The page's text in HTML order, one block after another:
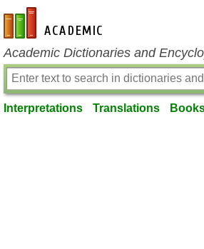
en-academic.com
Academic Dictionaries and
Interpretations Translations